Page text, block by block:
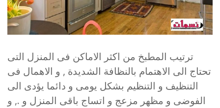
ترتيب المطبخ من اكثر الاماكن فى المنزل التى
تحتاج الى الاهتمام بالنظافة الشديدة , و الاهمال فى
التنظيف و التنظيم بشكل يومى و دائما يؤدى الى
الفوضى و مظهر مزعج و اتساج باقى المنزل و ., و